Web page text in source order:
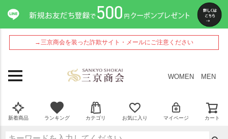
→三京商会を装った詐欺サイト・メールにご注意ください
WOMEN MEN
新着商品 ランキング カテゴリ お気に入り マイページ カート
ペー
ジト
ップ
へ